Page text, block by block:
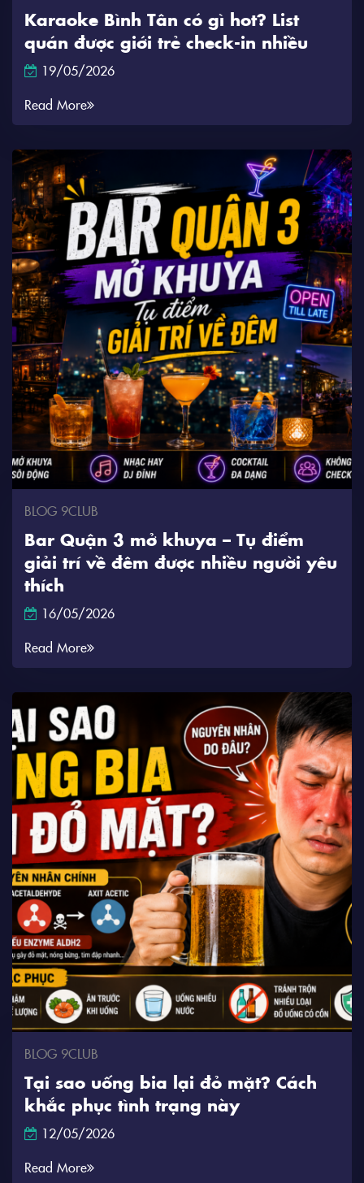
Karaoke Bình Tân có gì hot? List
quán được giới trẻ check-in nhiều
19/05/2026
Read More
BLOG 9CLUB
Bar Quận 3 mở khuya – Tụ điểm
giải trí về đêm được nhiều người yêu
thích
16/05/2026
Read More
BLOG 9CLUB
Tại sao uống bia lại đỏ mặt? Cách
khắc phục tình trạng này
12/05/2026
Read More